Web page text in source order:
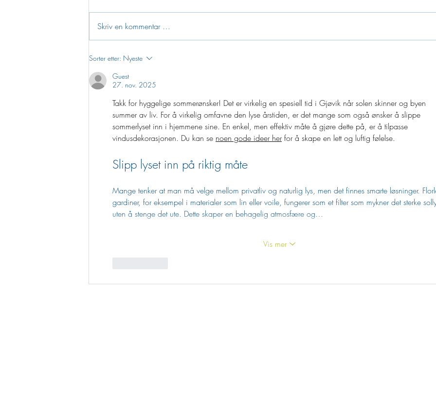
Større kommune – større
Skriv en kommentar …
Sorter etter: Nyeste
Guest
27. nov. 2025
Takk for hyggelige sommerønsker! Det er virkelig en spesiell tid i Gjøvik når solen skinner og byen
summer av liv. For å virkelig omfavne den lyse årstiden, er det mange som også ønsker å slippe
sommerlyset inn i hjemmene sine. En enkel, men effektiv måte å gjøre dette på, er å tilpasse
vindusdekorasjonen. Du kan se noen gode ideer her for å skape en lett og luftig følelse.
Slipp lyset inn på riktig måte
Mange tenker at man må velge mellom privatliv og naturlig lys, men det finnes smarte løsninger.
gardiner, for eksempel i materialer som lin eller voile, fungerer som et filter som mykner det sterke
uten å stenge det ute. Dette skaper en behagelig atmosfære og…
Vis mer